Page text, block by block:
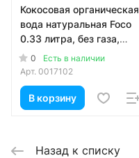
Кокосовая органическая
вода натуральная Foco
0.33 литра, без газа,
тетра-пак, 12 шт. в уп.
0
Есть в наличии
Арт. 0017102
В корзину
Назад к списку